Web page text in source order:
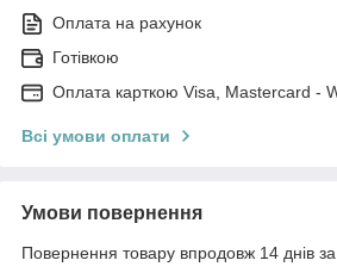
Оплата на рахунок
Готівкою
Оплата карткою Visa, Mastercard -
Всі умови оплати
Умови повернення
Повернення товару впродовж 14 днів